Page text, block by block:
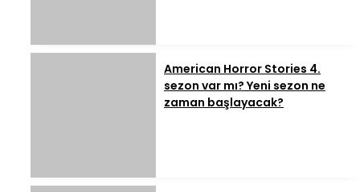
American Horror Stories 4.
sezon var mı? Yeni sezon ne
zaman başlayacak?